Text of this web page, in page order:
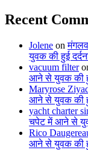
Recent
Jolene on
युवक की हुई
vacuum filter
आने से युवक की
Maryrose
आने से युवक की
yacht charter
चपेट में आने से
Rico
आने से युवक की